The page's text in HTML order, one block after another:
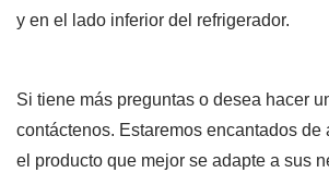
y en el lado inferior del refrigerador.
Si tiene más preguntas o desea hacer
contáctenos. Estaremos encantados de
el producto que mejor se adapte a sus